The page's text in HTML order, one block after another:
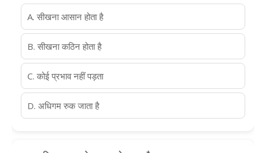
A. सीखना आसान होता है
B. सीखना कठिन होता है
C. कोई प्रभाव नहीं पड़ता
D. अधिगम रुक जाता है